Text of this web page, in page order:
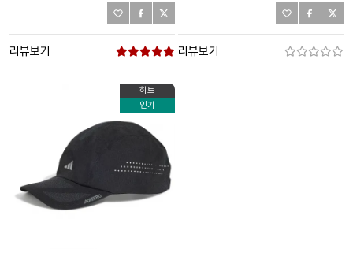
리뷰보기 리뷰보기
히트
인기